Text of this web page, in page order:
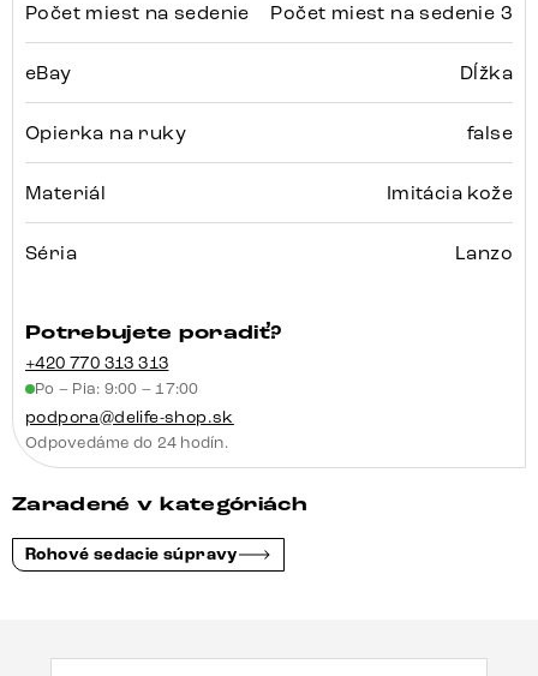
Počet miest na sedenie Počet miest na sedenie 3
eBay Dĺžka
Opierka na ruky false
Materiál Imitácia kože
Séria Lanzo
Potrebujete poradiť?
+420 770 313 313
Po – Pia: 9:00 – 17:00
podpora@delife-shop.sk
Odpovedáme do 24 hodín.
Zaradené v kategóriách
Rohové sedacie súpravy